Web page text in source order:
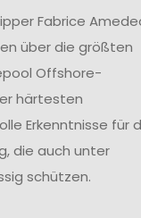
Fabrice
über die größten
Offshore-
härtesten
Erkenntnisse für
die auch unter
schützen.